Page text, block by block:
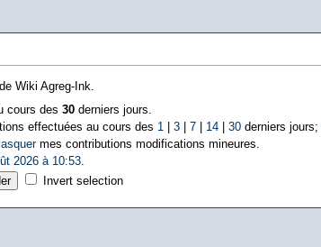
Wiki Agreg-Ink.
cours des 30derniers jours.
effectuées au cours des 1 3| 7| 14| 30derniers jours;
mes contributions modifications mineures.
2026 à 10:53.
Invert selection